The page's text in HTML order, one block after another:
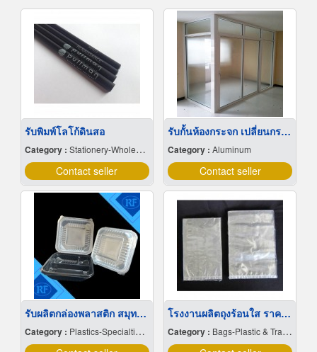
รับพิมพ์โลโก้ดินสอ
Category : Stationery-Wholesale & Manufacturers
Contact seller
รับกั้นห้องกระจก เปลี่ยนกระจกแตก กรุงเทพ
Category : Aluminum
Contact seller
รับผลิตกล่องพลาสติก สมุทรสาคร
Category : Plastics-Specialties-Wholesales & Manufacturers
โรงงานผลิตถุงร้อนใส ราคาส่ง
Category : Bags-Plastic & Transparent